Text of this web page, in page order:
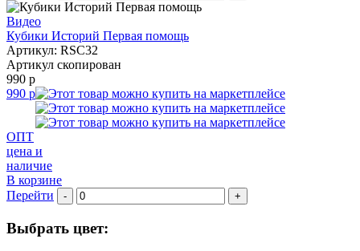
Видео
Кубики Историй Первая помощь
Артикул: RSC32
Артикул скопирован
990 р
990 р
ОПТ
цена и
наличие
В корзине
Перейти
- +
Выбрать цвет: